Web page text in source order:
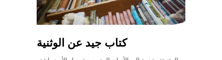
كتاب جيد عن الوثنية